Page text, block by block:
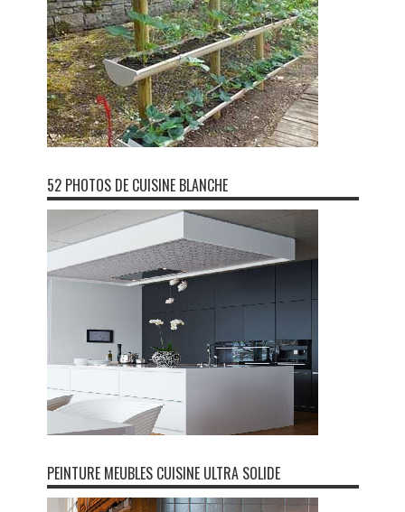
52 PHOTOS DE CUISINE BLANCHE
PEINTURE MEUBLES CUISINE ULTRA SOLIDE